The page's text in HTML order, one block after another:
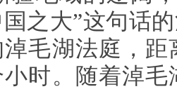
之大”这句话
毛湖法庭，
小时。随着淖